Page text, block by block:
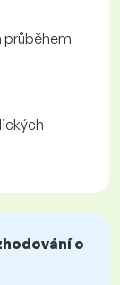
průběhem
o